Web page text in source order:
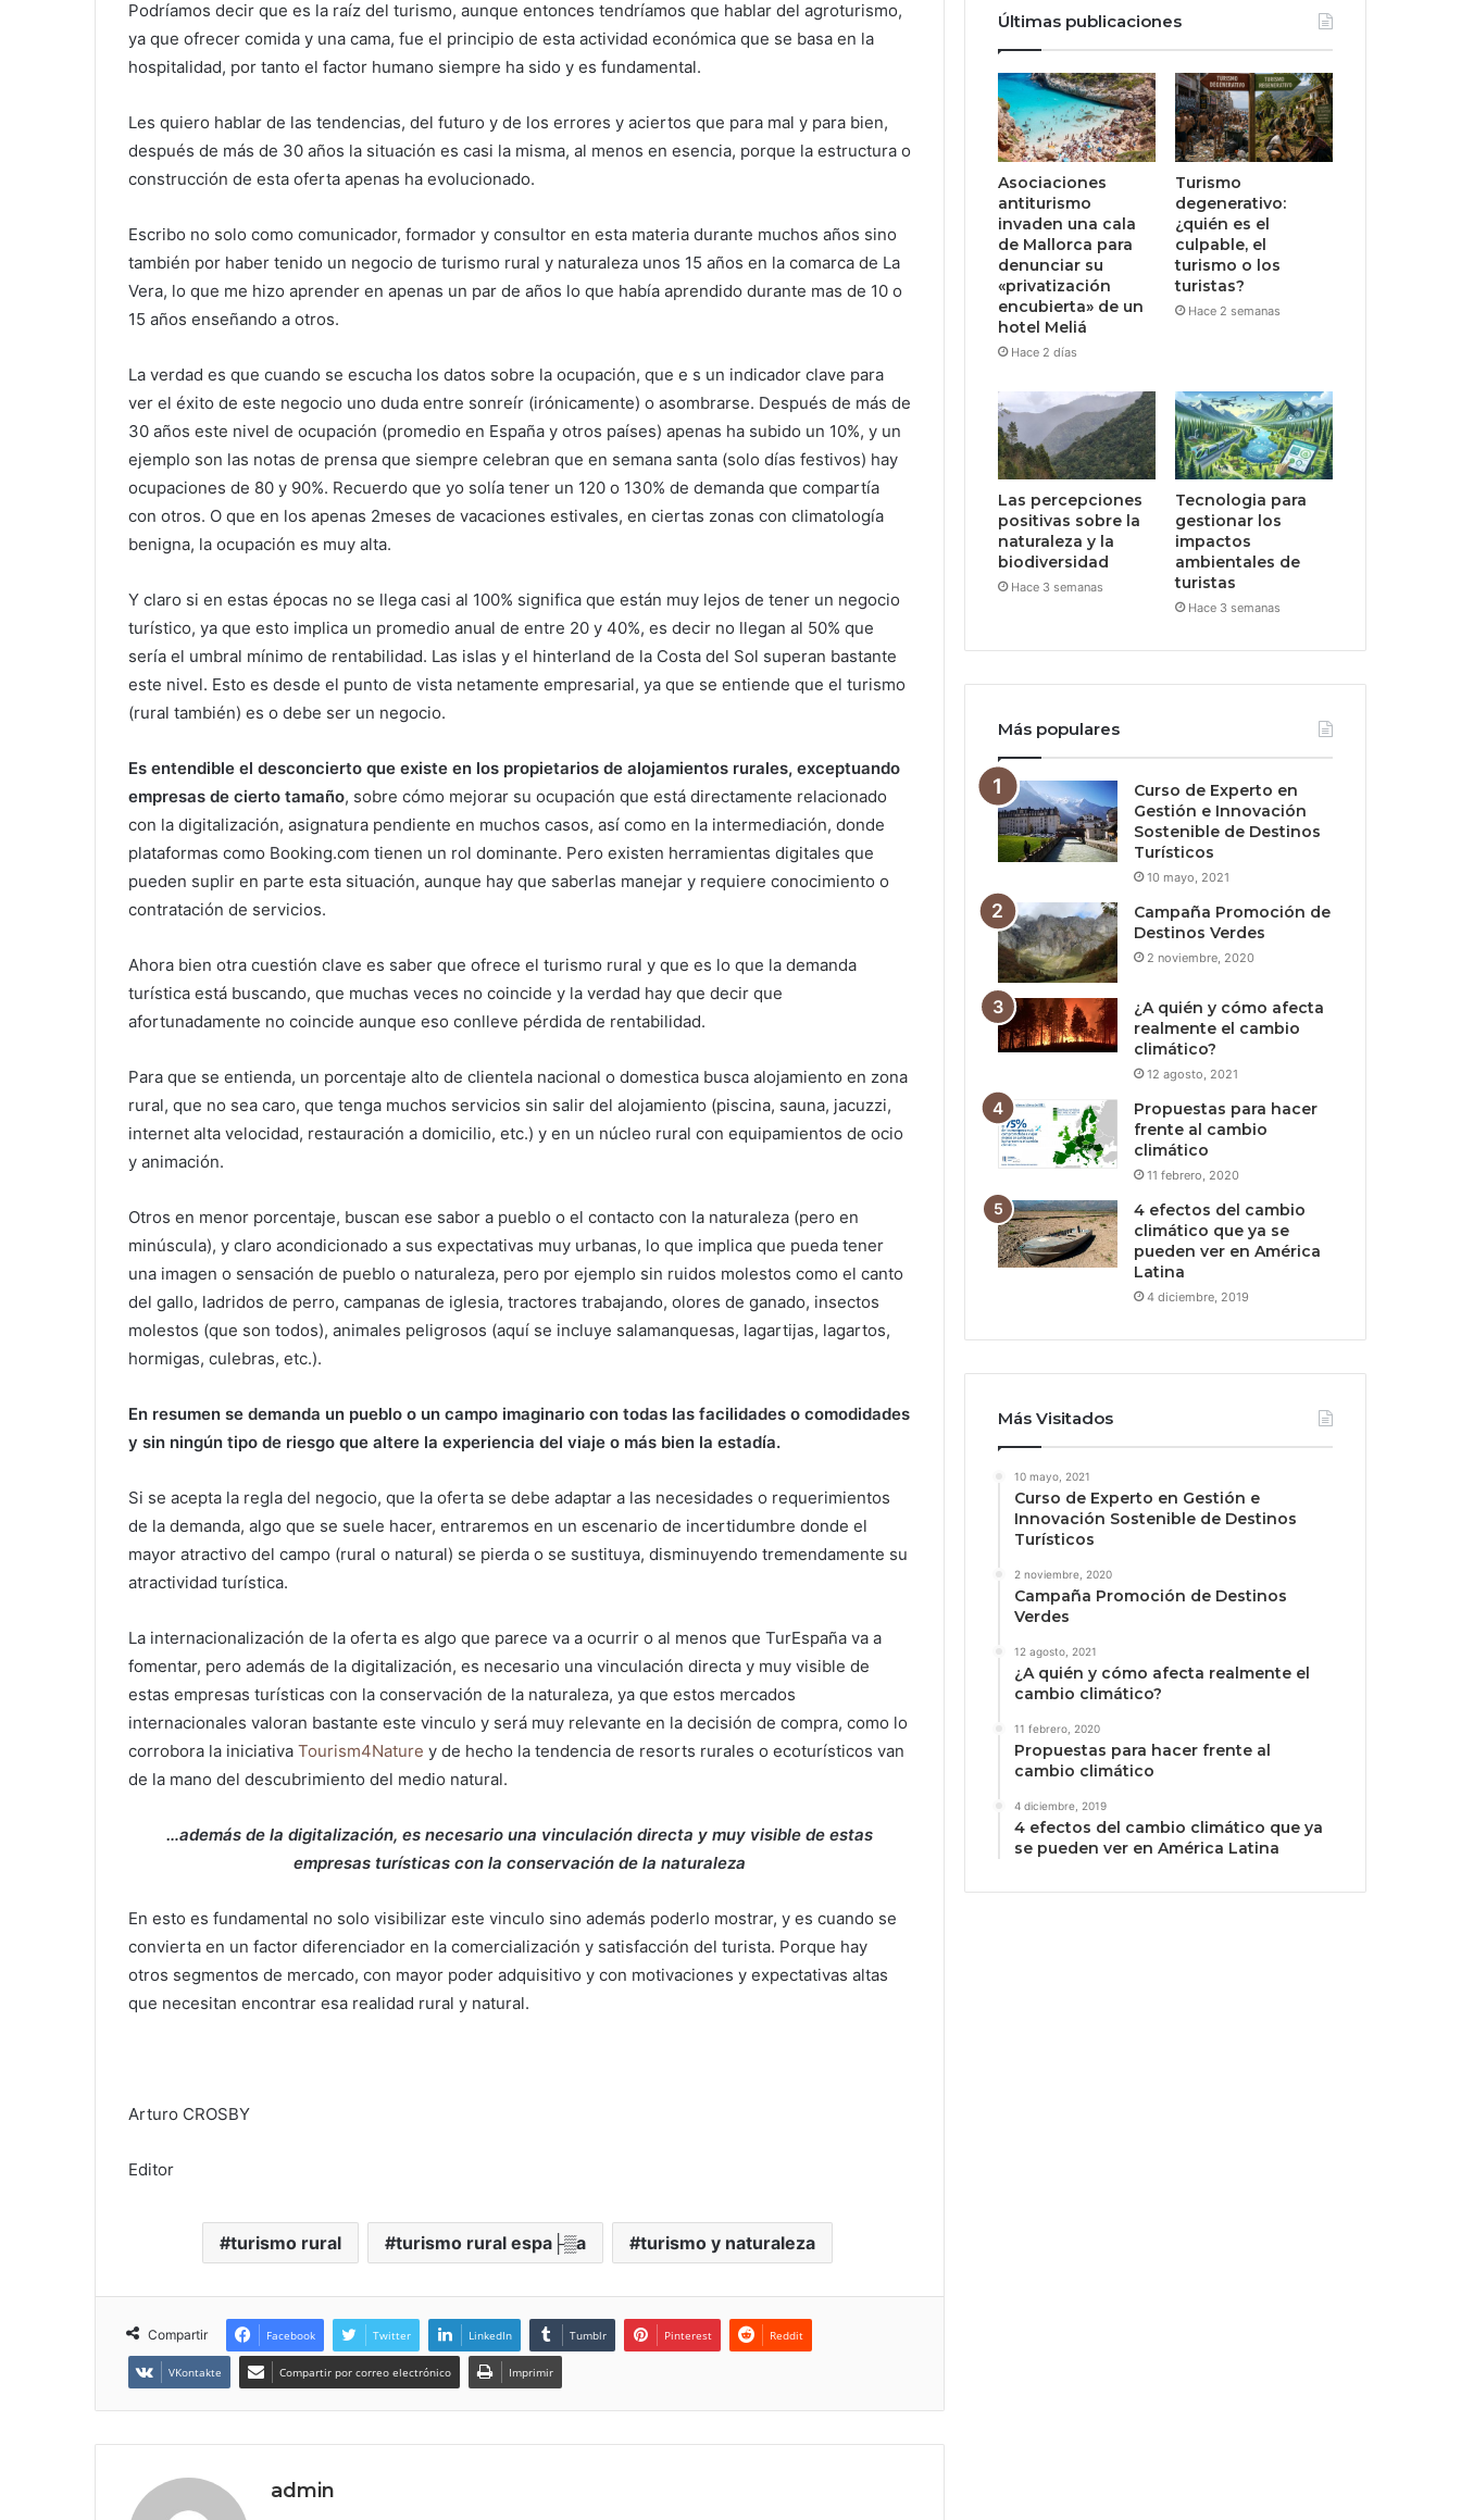
Podríamos decir que es la raíz del turismo, aunque entonces tendríamos que hablar del agroturismo,
ya que ofrecer comida y una cama, fue el principio de esta actividad económica que se basa en la
hospitalidad, por tanto el factor humano siempre ha sido y es fundamental.
Les quiero hablar de las tendencias, del futuro y de los errores y aciertos que para mal y para bien,
después de más de 30 años la situación es casi la misma, al menos en esencia, porque la estructura o
construcción de esta oferta apenas ha evolucionado.
Escribo no solo como comunicador, formador y consultor en esta materia durante muchos años sino
también por haber tenido un negocio de turismo rural y naturaleza unos 15 años en la comarca de La
Vera, lo que me hizo aprender en apenas un par de años lo que había aprendido durante mas de 10 o
15 años enseñando a otros.
La verdad es que cuando se escucha los datos sobre la ocupación, que e s un indicador clave para
ver el éxito de este negocio uno duda entre sonreír (irónicamente) o asombrarse. Después de más de
30 años este nivel de ocupación (promedio en España y otros países) apenas ha subido un 10%, y un
ejemplo son las notas de prensa que siempre celebran que en semana santa (solo días festivos) hay
ocupaciones de 80 y 90%. Recuerdo que yo solía tener un 120 o 130% de demanda que compartía
con otros. O que en los apenas 2meses de vacaciones estivales, en ciertas zonas con climatología
benigna, la ocupación es muy alta.
Y claro si en estas épocas no se llega casi al 100% significa que están muy lejos de tener un negocio
turístico, ya que esto implica un promedio anual de entre 20 y 40%, es decir no llegan al 50% que
sería el umbral mínimo de rentabilidad. Las islas y el hinterland de la Costa del Sol superan bastante
este nivel. Esto es desde el punto de vista netamente empresarial, ya que se entiende que el turismo
(rural también) es o debe ser un negocio.
Es entendible el desconcierto que existe en los propietarios de alojamientos rurales, exceptuando
empresas de cierto tamaño, sobre cómo mejorar su ocupación que está directamente relacionado
con la digitalización, asignatura pendiente en muchos casos, así como en la intermediación, donde
plataformas como Booking.com tienen un rol dominante. Pero existen herramientas digitales que
pueden suplir en parte esta situación, aunque hay que saberlas manejar y requiere conocimiento o
contratación de servicios.
Ahora bien otra cuestión clave es saber que ofrece el turismo rural y que es lo que la demanda
turística está buscando, que muchas veces no coincide y la verdad hay que decir que
afortunadamente no coincide aunque eso conlleve pérdida de rentabilidad.
Para que se entienda, un porcentaje alto de clientela nacional o domestica busca alojamiento en zona
rural, que no sea caro, que tenga muchos servicios sin salir del alojamiento (piscina, sauna, jacuzzi,
internet alta velocidad, restauración a domicilio, etc.) y en un núcleo rural con equipamientos de ocio
y animación.
Otros en menor porcentaje, buscan ese sabor a pueblo o el contacto con la naturaleza (pero en
minúscula), y claro acondicionado a sus expectativas muy urbanas, lo que implica que pueda tener
una imagen o sensación de pueblo o naturaleza, pero por ejemplo sin ruidos molestos como el canto
del gallo, ladridos de perro, campanas de iglesia, tractores trabajando, olores de ganado, insectos
molestos (que son todos), animales peligrosos (aquí se incluye salamanquesas, lagartijas, lagartos,
hormigas, culebras, etc.).
En resumen se demanda un pueblo o un campo imaginario con todas las facilidades o comodidades
y sin ningún tipo de riesgo que altere la experiencia del viaje o más bien la estadía.
Si se acepta la regla del negocio, que la oferta se debe adaptar a las necesidades o requerimientos
de la demanda, algo que se suele hacer, entraremos en un escenario de incertidumbre donde el
mayor atractivo del campo (rural o natural) se pierda o se sustituya, disminuyendo tremendamente su
atractividad turística.
La internacionalización de la oferta es algo que parece va a ocurrir o al menos que TurEspaña va a
fomentar, pero además de la digitalización, es necesario una vinculación directa y muy visible de
estas empresas turísticas con la conservación de la naturaleza, ya que estos mercados
internacionales valoran bastante este vinculo y será muy relevante en la decisión de compra, como lo
corrobora la iniciativa Tourism4Nature y de hecho la tendencia de resorts rurales o ecoturísticos van
de la mano del descubrimiento del medio natural.
…además de la digitalización, es necesario una vinculación directa y muy visible de estas
empresas turísticas con la conservación de la naturaleza
En esto es fundamental no solo visibilizar este vinculo sino además poderlo mostrar, y es cuando se
convierta en un factor diferenciador en la comercialización y satisfacción del turista. Porque hay
otros segmentos de mercado, con mayor poder adquisitivo y con motivaciones y expectativas altas
que necesitan encontrar esa realidad rural y natural.
Arturo CROSBY
Editor
turismo rural turismo rural espa├▒a turismo y naturaleza
Compartir Facebook Twitter LinkedIn Tumblr Pinterest Reddit
VKontakte Compartir por correo electrónico Imprimir
admin
Últimas publicaciones
Asociaciones
antiturismo
invaden una cala
de Mallorca para
denunciar su
«privatización
encubierta» de un
hotel Meliá
Hace 2 días
Turismo
degenerativo:
¿quién es el
culpable, el
turismo o los
turistas?
Hace 2 semanas
Las percepciones
positivas sobre la
naturaleza y la
biodiversidad
Hace 3 semanas
Tecnologia para
gestionar los
impactos
ambientales de
turistas
Hace 3 semanas
Más populares
Curso de Experto en
Gestión e Innovación
Sostenible de Destinos
Turísticos
10 mayo, 2021
Campaña Promoción de
Destinos Verdes
2 noviembre, 2020
¿A quién y cómo afecta
realmente el cambio
climático?
12 agosto, 2021
Propuestas para hacer
frente al cambio
climático
11 febrero, 2020
4 efectos del cambio
climático que ya se
pueden ver en América
Latina
4 diciembre, 2019
Más Visitados
10 mayo, 2021
Curso de Experto en Gestión e
Innovación Sostenible de Destinos
Turísticos
2 noviembre, 2020
Campaña Promoción de Destinos
Verdes
12 agosto, 2021
¿A quién y cómo afecta realmente el
cambio climático?
11 febrero, 2020
Propuestas para hacer frente al
cambio climático
4 diciembre, 2019
4 efectos del cambio climático que ya
se pueden ver en América Latina